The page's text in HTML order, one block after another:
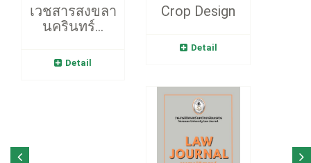
เวชสารสงขลา
นครินทร์...
Detail
Crop Design
Detail